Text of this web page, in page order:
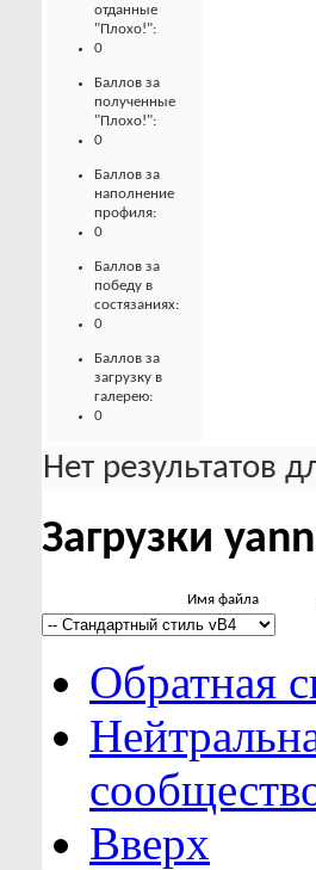
отданные
"Плохо!":
0
Баллов за
полученные
"Плохо!":
0
Баллов за
наполнение
профиля:
0
Баллов за
победу в
состязаниях:
0
Баллов за
загрузку в
галерею:
0
Нет результатов
Загрузки
Имя файла
Обратная
Вверх